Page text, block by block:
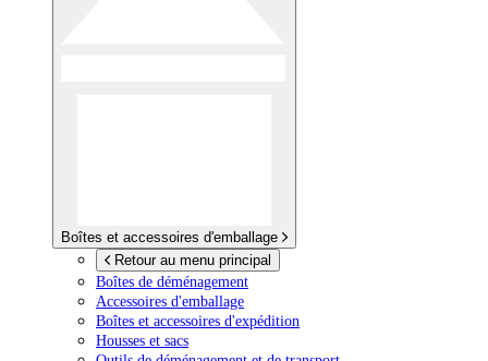
Boîtes et accessoires d'emballage
Retour au menu principal
Boîtes de déménagement
Accessoires d'emballage
Boîtes et accessoires d'expédition
Housses et sacs